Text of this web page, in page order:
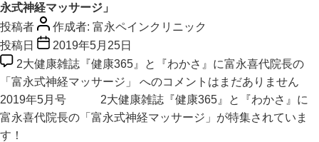
永式神経マッサージ」
投稿者
作成者: 富永ペインクリニック
投稿日
2019年5月25日
2大健康雑誌『健康365』と『わかさ』に富永喜代院長の
「富永式神経マッサージ」 へのコメントはまだありません
2019年5月号 2大健康雑誌『健康365』と『わかさ』に
富永喜代院長の「富永式神経マッサージ」が特集されていま
す！